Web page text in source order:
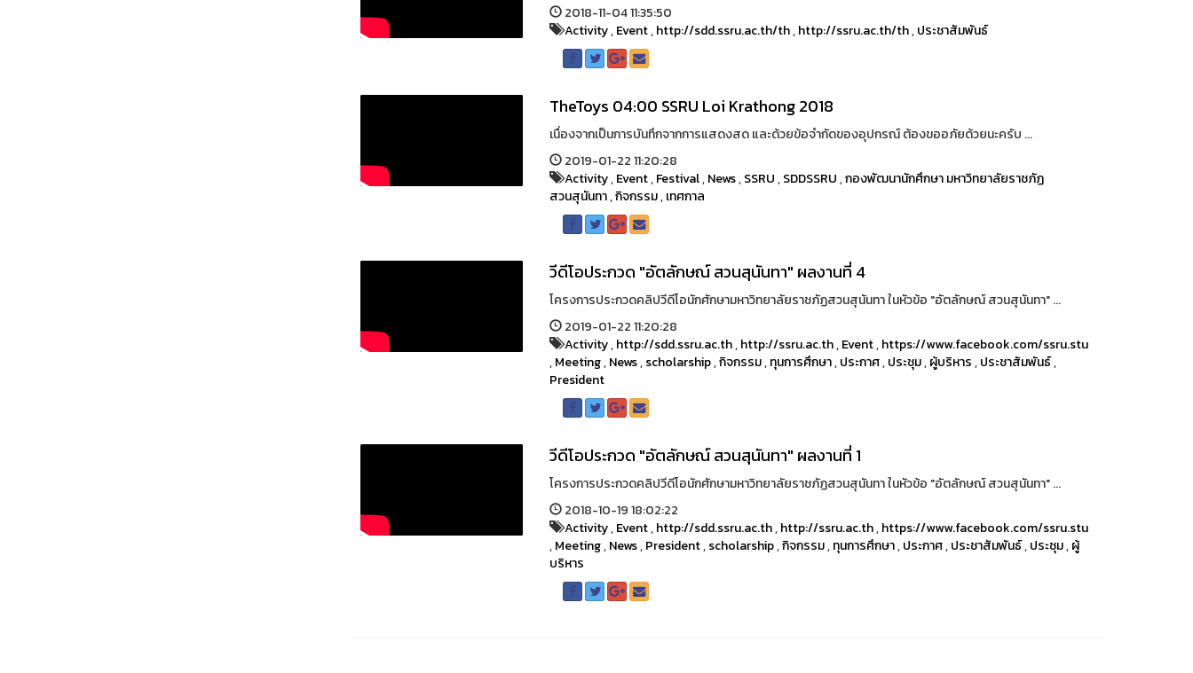
2018-11-04 11:35:50
Activity,Event,http://sdd.ssru.ac.th/th,http://ssru.ac.th/th,ประชาสัมพันธ์
TheToys 04:00 SSRU Loi Krathong 2018
เนื่องจากเป็นการบันทึกจากการแสดงสด และด้วยข้อจำกัดของอุปกรณ์ ต้องขออภัยด้วยนะครับ ...
2019-01-22 11:20:28
Activity,Event,Festival,News,SSRU,SDDSSRU,กองพัฒนานักศึกษา มหาวิทยาลัยราชภัฏ
สวนสุนันทา,กิจกรรม,เทศกาล
วีดีโอประกวด "อัตลักษณ์ สวนสุนันทา" ผลงานที่ 4
โครงการประกวดคลิปวีดีโอนักศักษามหาวิทยาลัยราชภัฏสวนสุนันทา ในหัวข้อ "อัตลักษณ์ สวนสุนันทา" ...
2019-01-22 11:20:28
Activity,http://sdd.ssru.ac.th,http://ssru.ac.th,Event,https://www.facebook.com/ssru.stu
,Meeting,News,scholarship,กิจกรรม,ทุนการศึกษา,ประกาศ,ประชุม,ผู้บริหาร,ประชาสัมพันธ์,
President
วีดีโอประกวด "อัตลักษณ์ สวนสุนันทา" ผลงานที่ 1
โครงการประกวดคลิปวีดีโอนักศักษามหาวิทยาลัยราชภัฏสวนสุนันทา ในหัวข้อ "อัตลักษณ์ สวนสุนันทา" ...
2018-10-19 18:02:22
Activity,Event,http://sdd.ssru.ac.th,http://ssru.ac.th,https://www.facebook.com/ssru.stu
,Meeting,News,President,scholarship,กิจกรรม,ทุนการศึกษา,ประกาศ,ประชาสัมพันธ์,ประชุม,ผู้
บริหาร